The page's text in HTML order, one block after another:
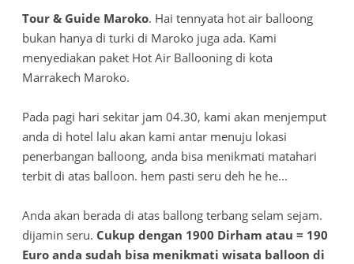
Tour & Guide Maroko. Hai tennyata hot air balloong
bukan hanya di turki di Maroko juga ada. Kami
menyediakan paket Hot Air Ballooning di kota
Marrakech Maroko.
Pada pagi hari sekitar jam 04.30, kami akan menjemput
anda di hotel lalu akan kami antar menuju lokasi
penerbangan balloong, anda bisa menikmati matahari
terbit di atas balloon. hem pasti seru deh he he...
Anda akan berada di atas ballong terbang selam sejam.
dijamin seru. Cukup dengan 1900 Dirham atau = 190
Euro anda sudah bisa menikmati wisata balloon di